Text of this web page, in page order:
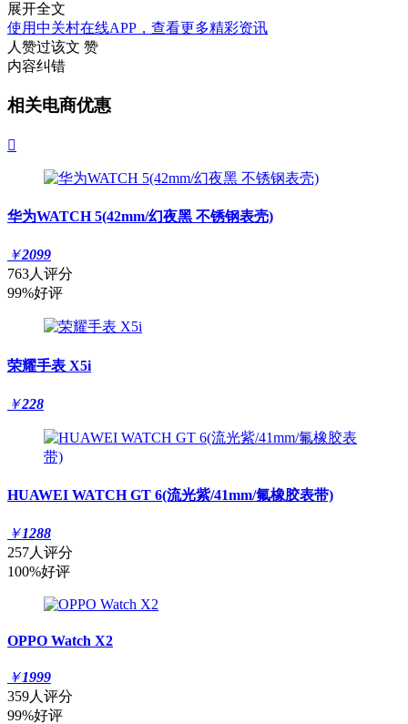
展开全文
使用中关村在线APP，查看更多精彩资讯
人赞过该文 赞
内容纠错
相关电商优惠

华为WATCH 5(42mm/幻夜黑 不锈钢表壳)
￥2099
763人评分
99%好评
荣耀手表 X5i
￥228
HUAWEI WATCH GT 6(流光紫/41mm/氟橡胶表带)
￥1288
257人评分
100%好评
OPPO Watch X2
￥1999
359人评分
99%好评